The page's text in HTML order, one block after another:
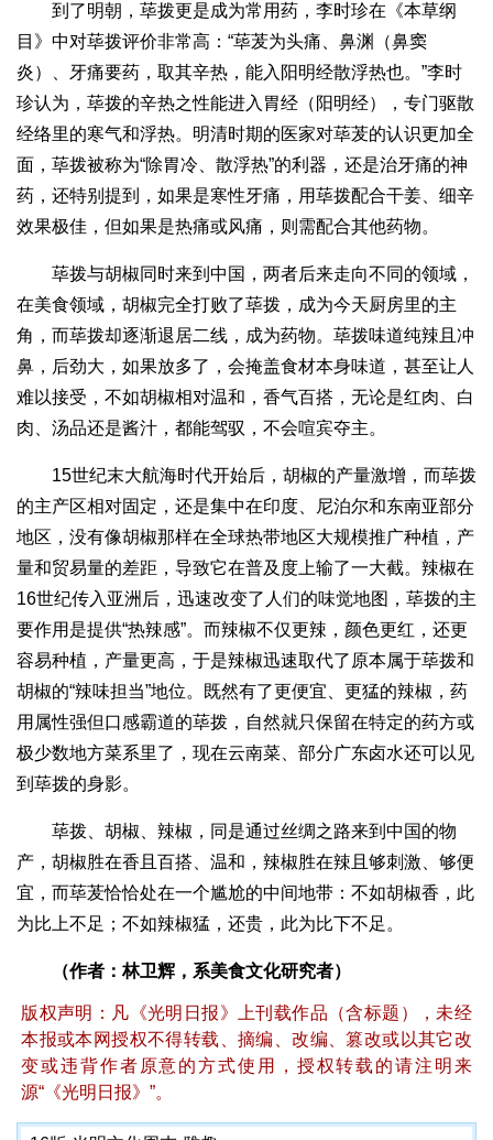
到了明朝，荜拨更是成为常用药，李时珍在《本草纲
目》中对荜拨评价非常高：“荜茇为头痛、鼻渊（鼻窦
炎）、牙痛要药，取其辛热，能入阳明经散浮热也。”李时
珍认为，荜拨的辛热之性能进入胃经（阳明经），专门驱散
经络里的寒气和浮热。明清时期的医家对荜茇的认识更加全
面，荜拨被称为“除胃冷、散浮热”的利器，还是治牙痛的神
药，还特别提到，如果是寒性牙痛，用荜拨配合干姜、细辛
效果极佳，但如果是热痛或风痛，则需配合其他药物。
荜拨与胡椒同时来到中国，两者后来走向不同的领域，
在美食领域，胡椒完全打败了荜拨，成为今天厨房里的主
角，而荜拨却逐渐退居二线，成为药物。荜拨味道纯辣且冲
鼻，后劲大，如果放多了，会掩盖食材本身味道，甚至让人
难以接受，不如胡椒相对温和，香气百搭，无论是红肉、白
肉、汤品还是酱汁，都能驾驭，不会喧宾夺主。
15世纪末大航海时代开始后，胡椒的产量激增，而荜拨
的主产区相对固定，还是集中在印度、尼泊尔和东南亚部分
地区，没有像胡椒那样在全球热带地区大规模推广种植，产
量和贸易量的差距，导致它在普及度上输了一大截。辣椒在
16世纪传入亚洲后，迅速改变了人们的味觉地图，荜拨的主
要作用是提供“热辣感”。而辣椒不仅更辣，颜色更红，还更
容易种植，产量更高，于是辣椒迅速取代了原本属于荜拨和
胡椒的“辣味担当”地位。既然有了更便宜、更猛的辣椒，药
用属性强但口感霸道的荜拨，自然就只保留在特定的药方或
极少数地方菜系里了，现在云南菜、部分广东卤水还可以见
到荜拨的身影。
荜拨、胡椒、辣椒，同是通过丝绸之路来到中国的物
产，胡椒胜在香且百搭、温和，辣椒胜在辣且够刺激、够便
宜，而荜茇恰恰处在一个尴尬的中间地带：不如胡椒香，此
为比上不足；不如辣椒猛，还贵，此为比下不足。
（作者：林卫辉，系美食文化研究者）
版权声明：凡《光明日报》上刊载作品（含标题），未经
本报或本网授权不得转载、摘编、改编、篡改或以其它改
变或违背作者原意的方式使用，授权转载的请注明来
源“《光明日报》”。